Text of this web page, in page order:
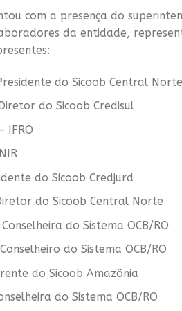
com a presença do
da entidade,
do Sicoob Central Norte
do Sicoob Credisul
IFRO
do Sicoob Credjurd
do Sicoob Central Norte
do Sistema OCB/RO
do Sistema OCB/RO
do Sicoob Amazônia
do Sistema OCB/RO